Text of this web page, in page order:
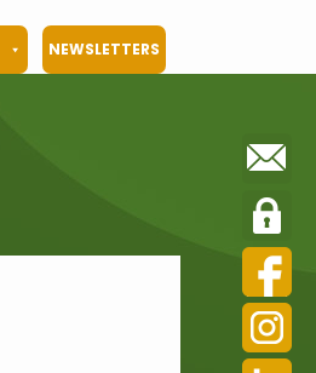
NEWSLETTERS